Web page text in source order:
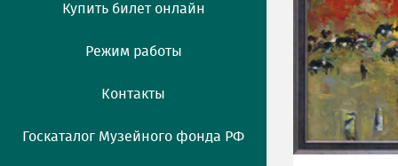
Купить билет онлайн
Режим работы
Контакты
Госкаталог Музейного фонда РФ